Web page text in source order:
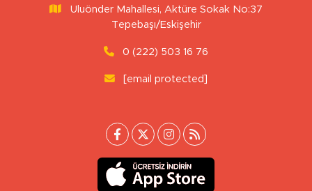
Uluönder Mahallesi, Aktüre Sokak No:37
Tepebaşı/Eskişehir
0 (222) 503 16 76
[email protected]